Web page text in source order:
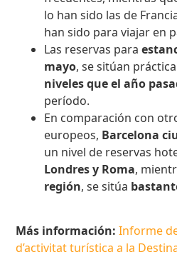
lo han sido las de
han sido para viajar en
Las reservas para
mayo, se sitúan
niveles que el año
período.
En comparación con
europeos, Barcelona
un nivel de reservas
Londres y Roma,
región, se sitúa
Más información: Informe
d’activitat turística a la